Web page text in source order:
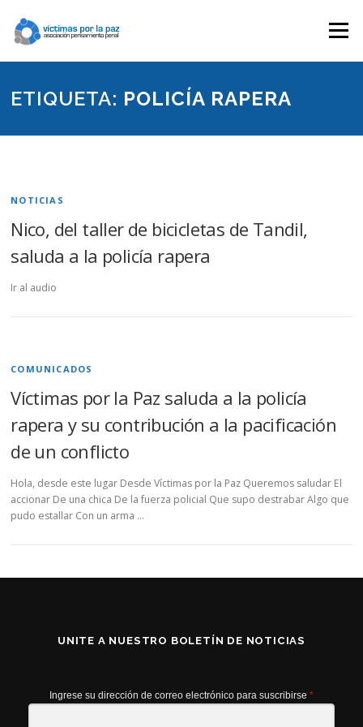
contenido
Menú
ETIQUETA: POLICÍA RAPERA
NOTICIAS
Nico, del taller de bicicletas de Tandil,
saluda a la policía rapera
Ir al audio
COMUNICADOS
Víctimas por la Paz saluda a la policía
rapera y su contribución a la pacificación
de un conflicto
Hola, desde este lugar Desde Víctimas por la Paz Queremos saludar El
accionar De una chica De la fuerza policial Que supo destrabar Algo que
pudo estallar Con un arma …
UNITE A NUESTRO BOLETÍN DE NOTICIAS
Ingrese su dirección de correo electrónico para suscribirse *